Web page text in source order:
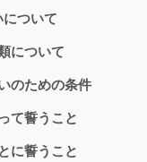
ついて
について
のための条件
て誓うこと
に誓うこと